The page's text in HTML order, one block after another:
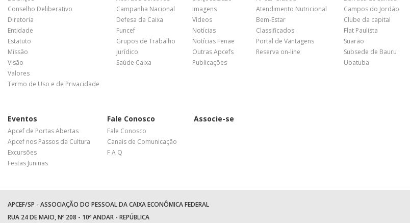
Conselho Deliberativo
Diretoria
Entidade
Estatuto
Missão
Visão
Valores
Termo de Uso e de Privacidade
Campanha Nacional
Defesa da Caixa
Funcef
Grupos de Trabalho
Jurídico
Saúde Caixa
Imagens
Vídeos
Notícias
Notícias Fenae
Outras Apcefs
Publicações
Atendimento Nutricional
Bem-Estar
Classificados
Portal de Vantagens
Reserva on-line
Campos do Jordão
Clube da capital
Flat Paulista
Suarão
Subsede de Bauru
Ubatuba
Eventos
Apcef de Portas Abertas
Apcef nos Passos da Cultura
Excursões
Festas Juninas
Fale Conosco
Fale Conosco
Canais de Comunicação
F A Q
Associe-se
APCEF/SP - ASSOCIAÇÃO DO PESSOAL DA CAIXA ECONÔMICA FEDERAL
RUA 24 DE MAIO, Nº 208 - 10º ANDAR - REPÚBLICA